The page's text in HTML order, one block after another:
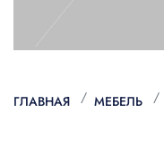
ГЛАВНАЯ МЕБЕЛЬ